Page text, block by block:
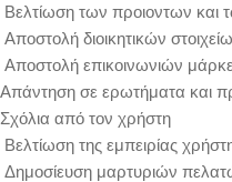
Βελτίωση των προιοντων και
Αποστολή διοικητικών
Αποστολή επικοινωνιών
Απάντηση σε ερωτήματα και
Σχόλια από τον χρήστη
Βελτίωση της εμπειρίας
Δημοσίευση μαρτυριών